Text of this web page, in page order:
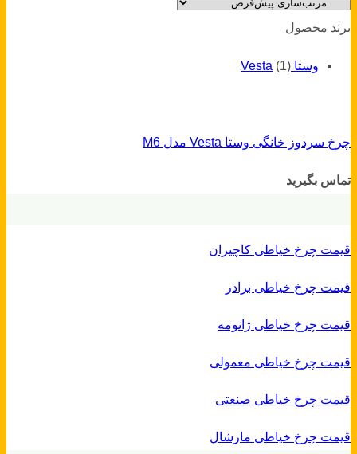
برند محصول
وستا Vesta (1)
چرخ سردوز خانگی وستا Vesta مدل M6
تماس بگیرید
قیمت چرخ خیاطی کاچیران
قیمت چرخ خیاطی برادر
قیمت چرخ خیاطی ژانومه
قیمت چرخ خیاطی معمولی
قیمت چرخ خیاطی صنعتی
قیمت چرخ خیاطی مارشال